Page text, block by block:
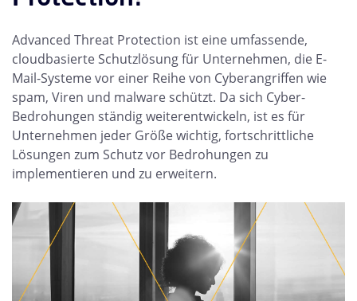
Advanced Threat Protection ist eine umfassende,
cloudbasierte Schutzlösung für Unternehmen, die E-
Mail-Systeme vor einer Reihe von Cyberangriffen wie
spam, Viren und malware schützt. Da sich Cyber-
Bedrohungen ständig weiterentwickeln, ist es für
Unternehmen jeder Größe wichtig, fortschrittliche
Lösungen zum Schutz vor Bedrohungen zu
implementieren und zu erweitern.